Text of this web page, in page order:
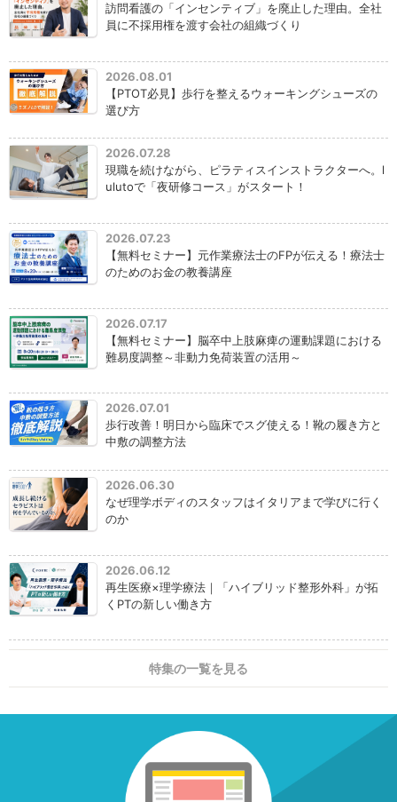
訪問看護の「インセンティブ」を廃止した理由。全社
員に不採用権を渡す会社の組織づくり
2026.08.01
【PTOT必見】歩行を整えるウォーキングシューズの
選び方
2026.07.28
現職を続けながら、ピラティスインストラクターへ。l
ulutoで「夜研修コース」がスタート！
2026.07.23
【無料セミナー】元作業療法士のFPが伝える！療法士
のためのお金の教養講座
2026.07.17
【無料セミナー】脳卒中上肢麻痺の運動課題における
難易度調整～非動力免荷装置の活用～
2026.07.01
歩行改善！明日から臨床でスグ使える！靴の履き方と
中敷の調整方法
2026.06.30
なぜ理学ボディのスタッフはイタリアまで学びに行く
のか
2026.06.12
再生医療×理学療法｜「ハイブリッド整形外科」が拓
くPTの新しい働き方
特集の一覧を見る